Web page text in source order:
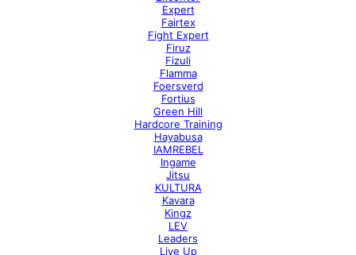
Expert
Fairtex
Fight Expert
Firuz
Fizuli
Flamma
Foersverd
Fortius
Green Hill
Hardcore Training
Hayabusa
IAMREBEL
Ingame
Jitsu
KULTURA
Kavara
Kingz
LEV
Leaders
Live Up